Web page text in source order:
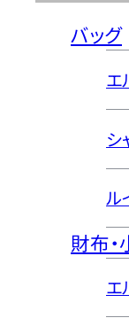
バッグ
エ
シ
ル
財布・
エ